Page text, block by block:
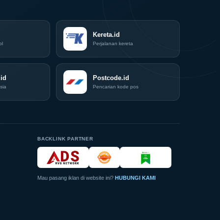
Akhir
Kereta.id
Perjalanan kereta
Postcode.id
Pencarian kode pos
BACKLINK PARTNER
Mau pasang iklan di website ini? HUBUNGI KAMI